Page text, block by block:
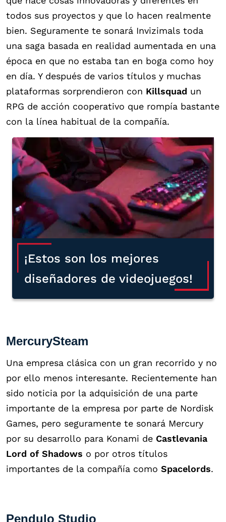
todos sus proyectos y que lo hacen realmente
bien. Seguramente te sonará Invizimals toda
una saga basada en realidad aumentada en una
época en que no estaba tan en boga como hoy
en día. Y después de varios títulos y muchas
plataformas sorprendieron con Killsquad un
RPG de acción cooperativo que rompía bastante
con la línea habitual de la compañía.
¡Estos son los mejores
diseñadores de videojuegos!
MercurySteam
Una empresa clásica con un gran recorrido y no
por ello menos interesante. Recientemente han
sido noticia por la adquisición de una parte
importante de la empresa por parte de Nordisk
Games, pero seguramente te sonará Mercury
por su desarrollo para Konami de Castlevania
Lord of Shadows o por otros títulos
importantes de la compañía como Spacelords.
Pendulo Studio